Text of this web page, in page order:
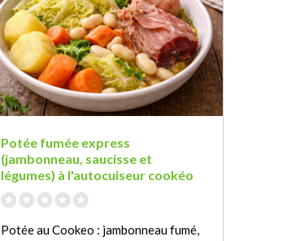
Potée fumée express
(jambonneau, saucisse et
légumes) à l'autocuiseur cookéo
Potée au Cookeo : jambonneau fumé,